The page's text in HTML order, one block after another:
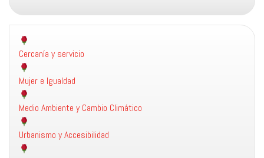
Cercanía y servicio
Mujer e Igualdad
Medio Ambiente y Cambio Climático
Urbanismo y Accesibilidad